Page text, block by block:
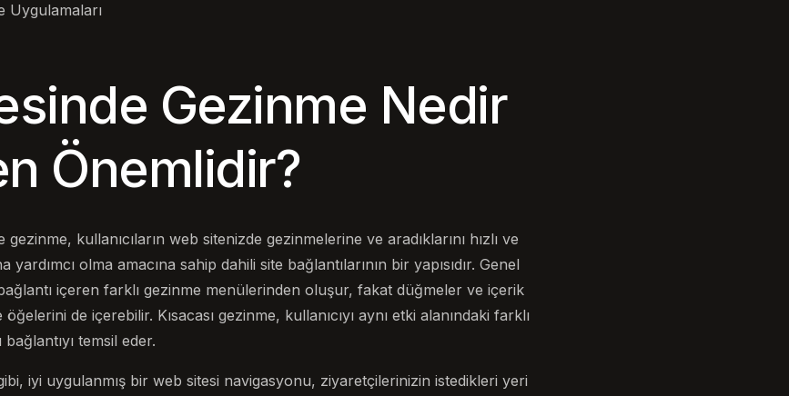
Uygulamaları
Gezinme Nedir
Önemlidir?
kullanıcıların web sitenizde gezinmelerine ve aradıklarını hızlı ve
olma amacına sahip dahili site bağlantılarının bir yapısıdır. Genel
içeren farklı gezinme menülerinden oluşur, fakat düğmeler ve içerik
de içerebilir. Kısacası gezinme, kullanıcıyı aynı etki alanındaki farklı
temsil eder.
iyi uygulanmış bir web sitesi navigasyonu, ziyaretçilerinizin istedikleri yeri